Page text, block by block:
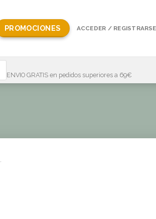
PROMOCIONES ACCEDER / REGISTRARSE
ENVIO GRATIS en pedidos superiores a 69€